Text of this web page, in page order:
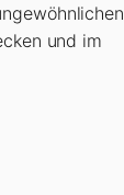
und im